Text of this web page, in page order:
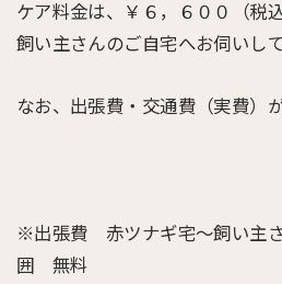
ケア料金は、￥６，６００（税込
飼い主さんのご自宅へお伺いし
なお、出張費・交通費（実費）
※出張費 赤ツナギ宅～飼い主
囲 無料